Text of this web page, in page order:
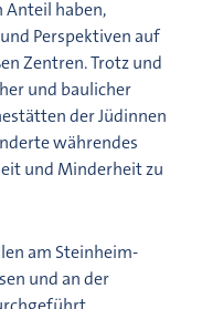
haben,
Perspektiven auf
Zentren. Trotz und
und baulicher
der Jüdinnen
währendes
und Minderheit zu
am Steinheim-
und an der